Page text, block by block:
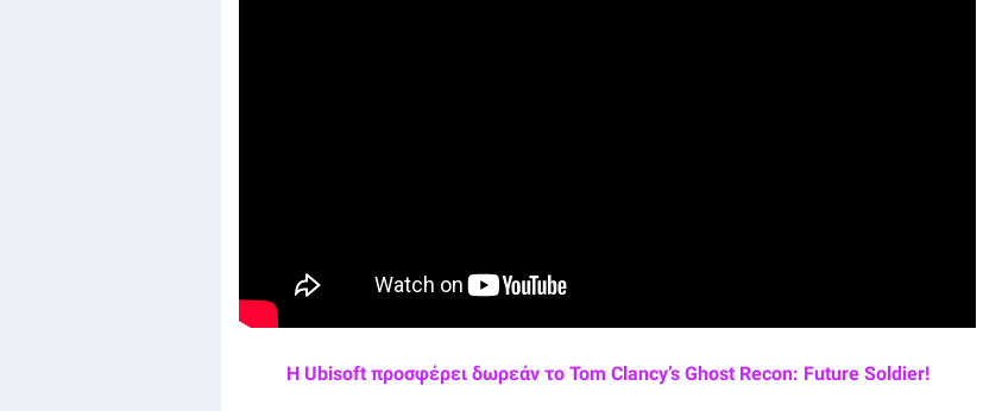
Η Ubisoft προσφέρει δωρεάν το Tom Clancy’s Ghost Recon: Future Soldier!